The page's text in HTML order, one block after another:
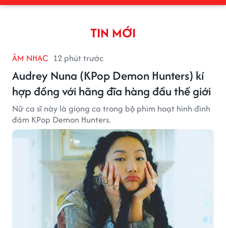
TIN MỚI
ÂM NHẠC 12 phút trước
Audrey Nuna (KPop Demon Hunters) kí
hợp đồng với hãng đĩa hàng đầu thế giới
Nữ ca sĩ này là giọng ca trong bộ phim hoạt hình đình
đám KPop Demon Hunters.